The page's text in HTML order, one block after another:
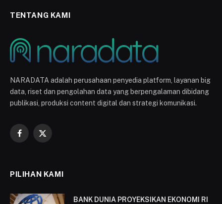
TENTANG KAMI
NARADATA adalah perusahaan penyedia platform, layanan big
data, riset dan pengolahan data yang berpengalaman dibidang
publikasi, produksi content digital dan strategi komunikasi.
Facebook
X
PILIHAN KAMI
BANK DUNIA PROYEKSIKAN EKONOMI RI